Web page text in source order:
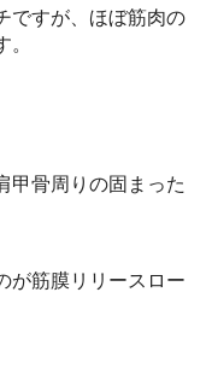
ですが、ほぼ筋肉の
甲骨周りの固まった
が筋膜リリースロー